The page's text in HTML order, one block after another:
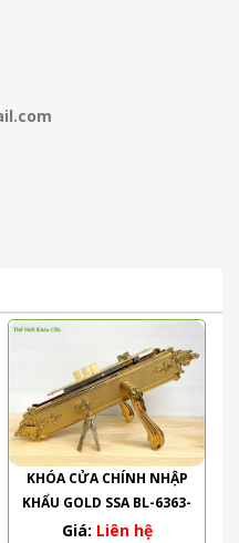
KHÓA CỬA CHÍNH NHẬP
KHẨU GOLD SSA BL-6363-
PVD
Giá: Liên hệ